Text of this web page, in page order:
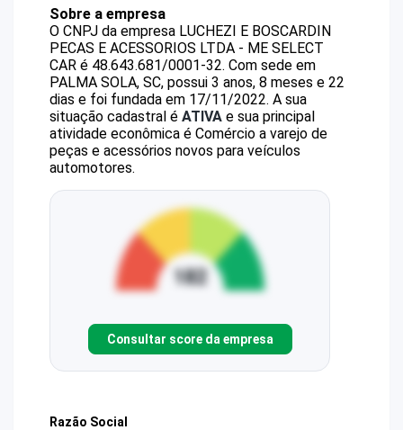
Sobre a empresa
O CNPJ da empresa LUCHEZI E BOSCARDIN
PECAS E ACESSORIOS LTDA - ME SELECT
CAR é 48.643.681/0001-32. Com sede em
PALMA SOLA, SC, possui 3 anos, 8 meses e 22
dias e foi fundada em 17/11/2022. A sua
situação cadastral é ATIVA e sua principal
atividade econômica é Comércio a varejo de
peças e acessórios novos para veículos
automotores.
Consultar score da empresa
Razão Social